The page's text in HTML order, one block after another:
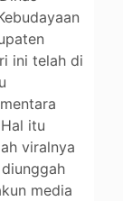
ini telah di
itu
viralnya
media